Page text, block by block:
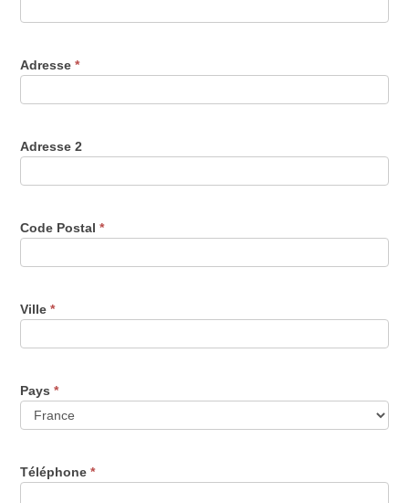
Adresse*
Adresse 2
Code Postal*
Ville*
Pays*
Téléphone*